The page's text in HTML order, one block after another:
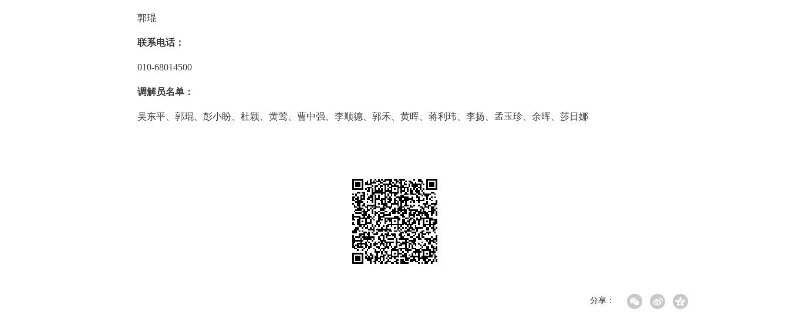
郭琨
联系电话：
010-68014500
调解员名单：
吴东平、郭琨、彭小盼、杜颖、黄莺、曹中强、李顺德、郭禾、黄晖、蒋利玮、李扬、孟玉珍、余晖、莎日娜
分享：